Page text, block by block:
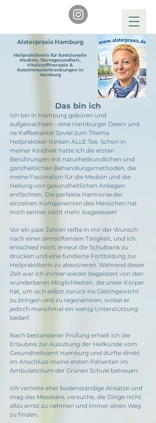
Alsterpraxis Hamburg
Heilpraktikerin für funktionelle
Medizin, Darmgesundheit,
Vitalstofftherapie &
Autoimmunerkrankungen in
Hamburg
Das bin ich
Ich bin in Hamburg geboren und
aufgewachsen – eine Hamburger Deern und
ne Kaffeetante! Soviel zum Thema
Heilpraktiker trinken ALLE Tee. Schon in
meiner Kindheit hatte ich die ersten
Berührungen mit naturheilkundlichen und
ganzheitlichen Behandlungsmethoden, die
meine Faszination für die Medizin und die
Heilung von gesundheitlichen Anliegen
entfachten. Die perfekte Harmonie der
einzelnen Komponenten des Menschen hat
mich seither nicht mehr losgelassen!
Vor ein paar Jahren reifte in mir der Wunsch
nach einer sinnstiftenden Tätigkeit, und ich
entschied mich, erneut die Schulbank zu
drücken und eine fundierte Fortbildung zur
Heilpraktikerin zu absolvieren. Während dieser
Zeit war ich immer wieder begeistert von den
wunderbaren Möglichkeiten, die unser Körper
hat, um sich selbst zurück ins Gleichgewicht
zu bringen und zu regenerieren, wobei er
jedoch manchmal ein wenig Unterstützung
bedarf.​​
Nach bestandener Prüfung erhielt ich die
Erlaubnis zur Ausübung der Heilkunde vom
Gesundheitsamt Hamburg und durfte direkt
im Anschluss meine ersten Patienten im
Ambulatorium der Grünen Schule betreuen.
Ich vertrete eher bodenständige Ansätze und
mag das Messbare, versuche, die Dinge nicht
allzu ernst zu nehmen und immer einen Weg
zu finden.